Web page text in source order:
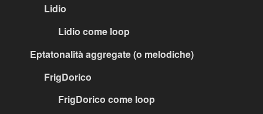
Lidio
Lidio come loop
Eptatonalità aggregate (o melodiche)
FrigDorico
FrigDorico come loop